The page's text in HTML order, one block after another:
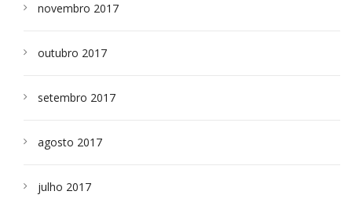
novembro 2017
outubro 2017
setembro 2017
agosto 2017
julho 2017